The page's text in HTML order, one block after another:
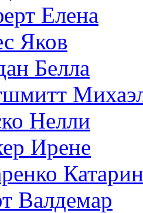
Елена
Яков
Белла
Нелли
Ирене
Валдемaр